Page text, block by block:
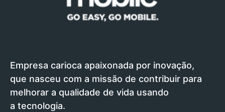
Empresa carioca apaixonada por inovação,
que nasceu com a missão de contribuir para
melhorar a qualidade de vida usando
a tecnologia.